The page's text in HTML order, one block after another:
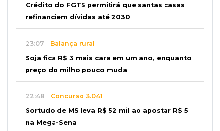
Crédito do FGTS permitirá que santas casas
refinanciem dívidas até 2030
23:07 Balança rural
Soja fica R$ 3 mais cara em um ano, enquanto
preço do milho pouco muda
22:48 Concurso 3.041
Sortudo de MS leva R$ 52 mil ao apostar R$ 5
na Mega-Sena